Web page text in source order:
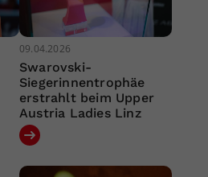
09.04.2026
Swarovski-
Siegerinnentrophäe
erstrahlt beim Upper
Austria Ladies Linz